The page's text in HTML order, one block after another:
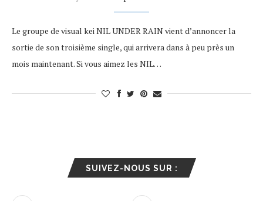
Le groupe de visual kei NIL UNDER RAIN vient d’annoncer la
sortie de son troisième single, qui arrivera dans à peu près un
mois maintenant. Si vous aimez les NIL…
SUIVEZ-NOUS SUR :